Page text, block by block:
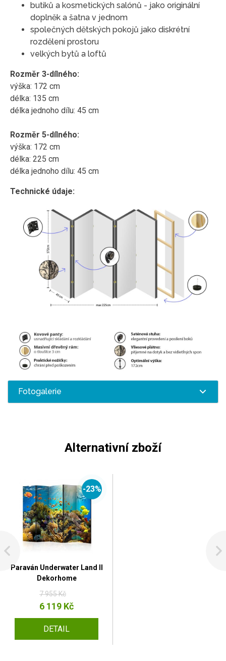
butiků a kosmetických salónů - jako originální
doplněk a šatna v jednom
společných dětských pokojů jako diskrétní
rozdělení prostoru
velkých bytů a loftů
Rozměr 3-dílného:
výška: 172 cm
délka: 135 cm
délka jednoho dílu: 45 cm
Rozměr 5-dílného:
výška: 172 cm
délka: 225 cm
délka jednoho dílu: 45 cm
Technické údaje:
Fotogalerie
Alternativní zboží
-23%
Paraván Underwater Land II
Dekorhome
7 955 Kč
6 119 Kč
DETAIL